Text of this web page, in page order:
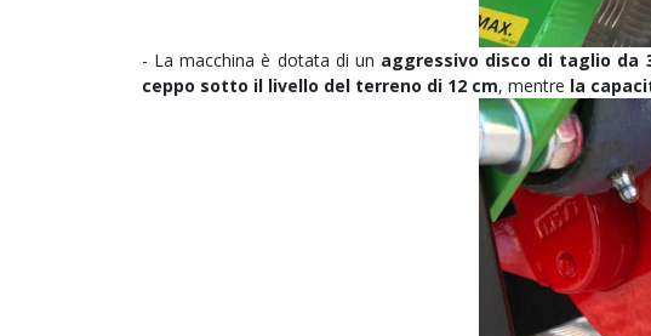
- La macchina è dotata di un aggressivo disco di taglio da
ceppo sotto il livello del terreno di 12 cm, mentre la